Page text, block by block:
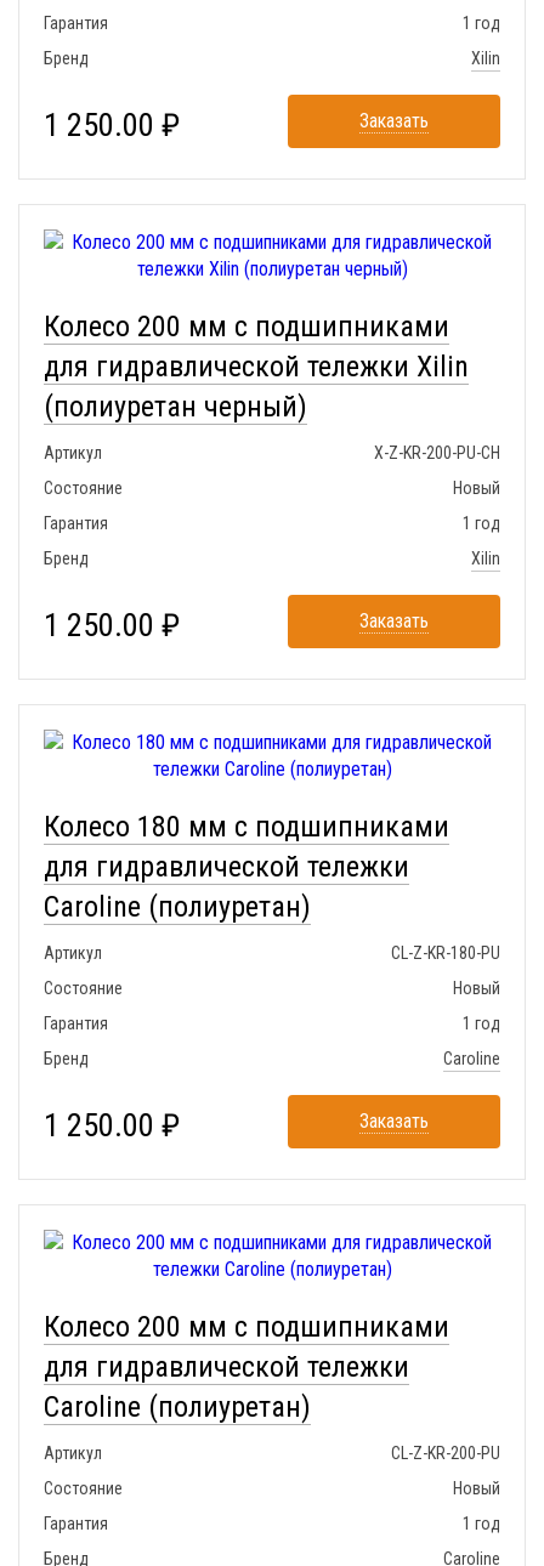
Гарантия
1 год
Бренд
Xilin
1 250.00 ₽ Заказать
Колесо 200 мм с подшипниками
для гидравлической тележки Xilin
(полиуретан черный)
Артикул
X-Z-KR-200-PU-CH
Состояние
Новый
Гарантия
1 год
Бренд
Xilin
1 250.00 ₽ Заказать
Колесо 180 мм с подшипниками
для гидравлической тележки
Caroline (полиуретан)
Артикул
CL-Z-KR-180-PU
Состояние
Новый
Гарантия
1 год
Бренд
Caroline
1 250.00 ₽ Заказать
Колесо 200 мм с подшипниками
для гидравлической тележки
Caroline (полиуретан)
Артикул
CL-Z-KR-200-PU
Состояние
Новый
Гарантия
1 год
Бренд
Caroline